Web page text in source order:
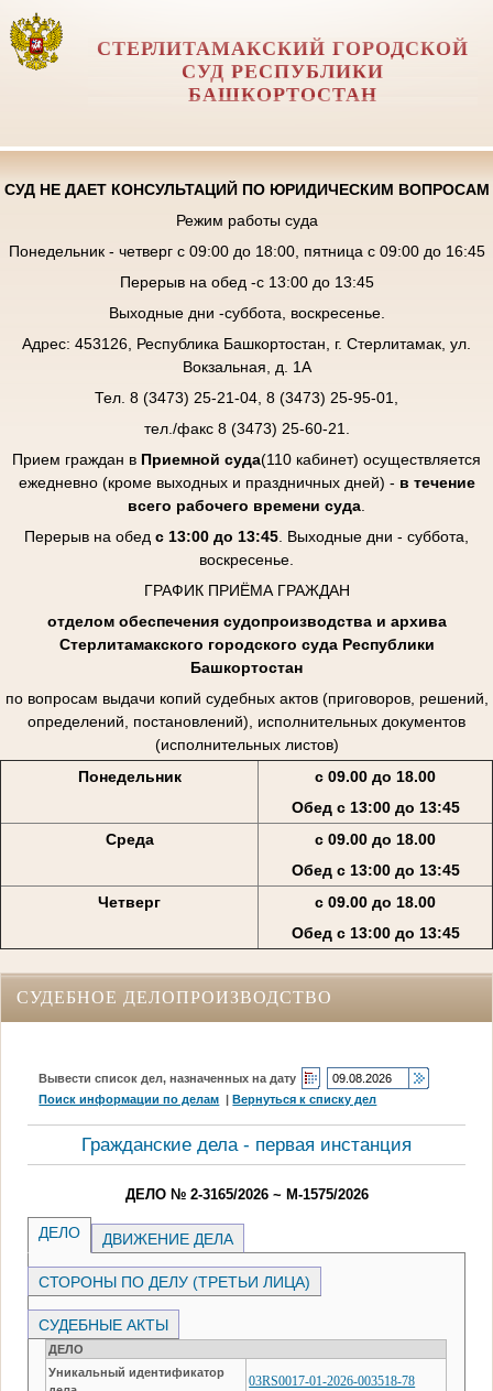
СТЕРЛИТАМАКСКИЙ ГОРОДСКОЙ
СУД РЕСПУБЛИКИ
БАШКОРТОСТАН
СУД НЕ ДАЕТ КОНСУЛЬТАЦИЙ ПО ЮРИДИЧЕСКИМ ВОПРОСАМ
Режим работы суда
Понедельник - четверг с 09:00 до 18:00, пятница с 09:00 до 16:45
Перерыв на обед -с 13:00 до 13:45
Выходные дни -суббота, воскресенье.
Адрес: 453126, Республика Башкортостан, г. Стерлитамак, ул.
Вокзальная, д. 1А
Тел. 8 (3473) 25-21-04, 8 (3473) 25-95-01,
тел./факс 8 (3473) 25-60-21.
Прием граждан в Приемной суда(110 кабинет) осуществляется
ежедневно (кроме выходных и праздничных дней) - в течение
всего рабочего времени суда
Перерыв на обед с 13:00 до 13:45 . Выходные дни - суббота,
воскресенье.
ГРАФИК ПРИЁМА ГРАЖДАН
отделом обеспечения судопроизводства и архива
Стерлитамакского городского суда Республики
Башкортостан
по вопросам выдачи копий судебных актов (приговоров, решений,
определений, постановлений), исполнительных документов
(исполнительных листов)
Понедельник
с 09.00 до 18.00
Обед с 13:00 до 13:45
Среда
с 09.00 до 18.00
Обед с 13:00 до 13:45
Четверг
с 09.00 до 18.00
Обед с 13:00 до 13:45
СУДЕБНОЕ ДЕЛОПРОИЗВОДСТВО
Вывести список дел, назначенных на дату
Поиск информации по делам |Вернуться к списку дел
Гражданские дела - первая инстанция
ДЕЛО № 2-3165/2026 ~ М-1575/2026
ДЕЛО ДВИЖЕНИЕ ДЕЛА
СТОРОНЫ ПО ДЕЛУ (ТРЕТЬИ ЛИЦА)
СУДЕБНЫЕ АКТЫ
ДЕЛО
Уникальный идентификатор
03RS0017-01-2026-003518-78